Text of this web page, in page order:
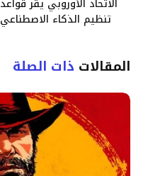
الاتحاد الأوروبي يقر قواعد
تنظيم الذكاء الاصطناعي
المقالات ذات الصلة